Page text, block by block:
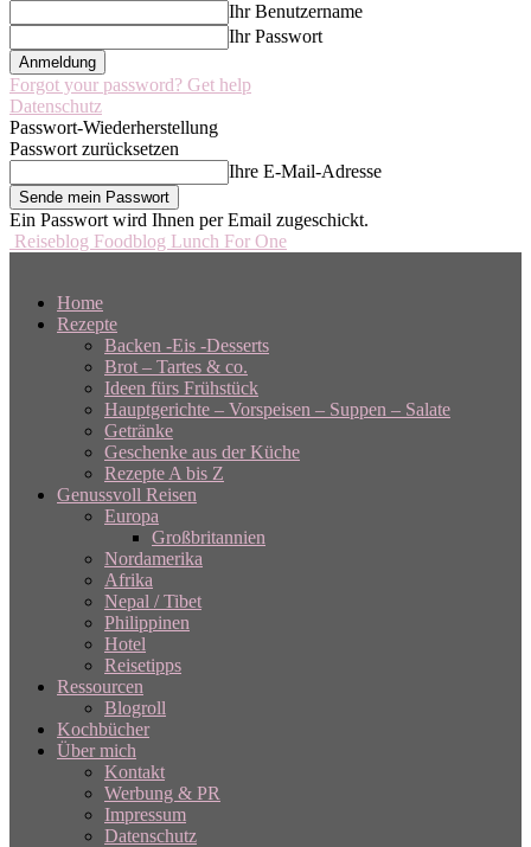
Ihr Benutzername
Ihr Passwort
Forgot your password? Get help
Datenschutz
Passwort-Wiederherstellung
Passwort zurücksetzen
Ihre E-Mail-Adresse
Ein Passwort wird Ihnen per Email zugeschickt.
Reiseblog Foodblog Lunch For One
Home
Rezepte
Backen -Eis -Desserts
Brot – Tartes & co.
Ideen fürs Frühstück
Hauptgerichte – Vorspeisen – Suppen – Salate
Getränke
Geschenke aus der Küche
Rezepte A bis Z
Genussvoll Reisen
Europa
Großbritannien
Nordamerika
Afrika
Nepal / Tibet
Philippinen
Hotel
Reisetipps
Ressourcen
Blogroll
Kochbücher
Über mich
Kontakt
Werbung & PR
Impressum
Datenschutz